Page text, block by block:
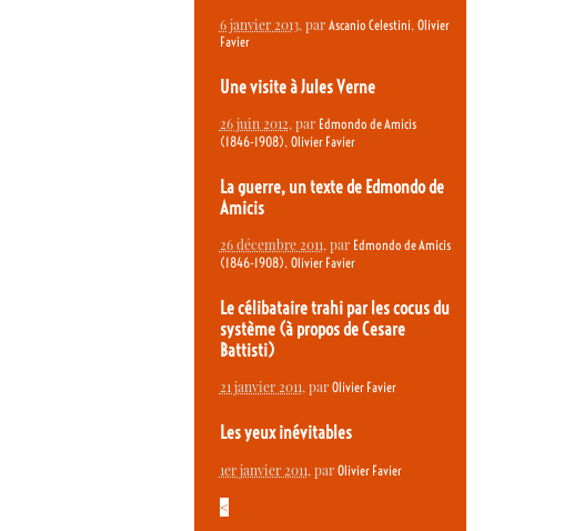
6 janvier 2013, par Ascanio Celestini, Olivier
Favier
Une visite à Jules Verne
26 juin 2012, par Edmondo de Amicis
(1846-1908), Olivier Favier
La guerre, un texte de Edmondo de
Amicis
26 décembre 2011, par Edmondo de Amicis
(1846-1908), Olivier Favier
Le célibataire trahi par les cocus du
système (à propos de Cesare
Battisti)
21 janvier 2011, par Olivier Favier
Les yeux inévitables
1er janvier 2011, par Olivier Favier
<